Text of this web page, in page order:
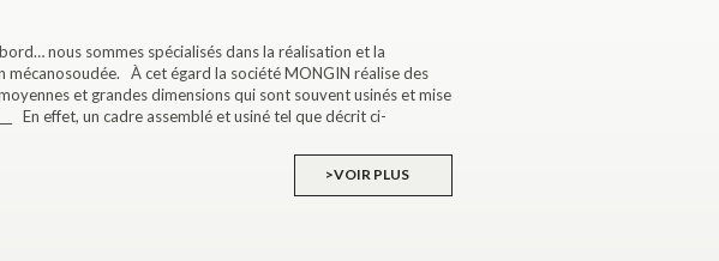
nous sommes spécialisés dans la réalisation et la
mécanosoudée. À cet égard la société MONGIN réalise des
et grandes dimensions qui sont souvent usinés et mise
En effet, un cadre assemblé et usiné tel que décrit ci-
>VOIR PLUS